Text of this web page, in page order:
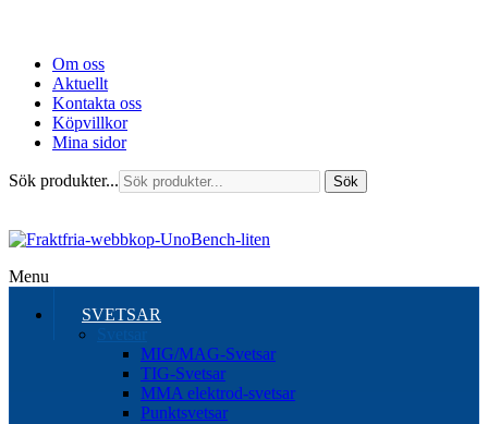
Om oss
Aktuellt
Kontakta oss
Köpvillkor
Mina sidor
Sök produkter... Sök
Menu
SVETSAR
MIG/MAG-Svetsar
TIG-Svetsar
MMA elektrod-svetsar
Punktsvetsar